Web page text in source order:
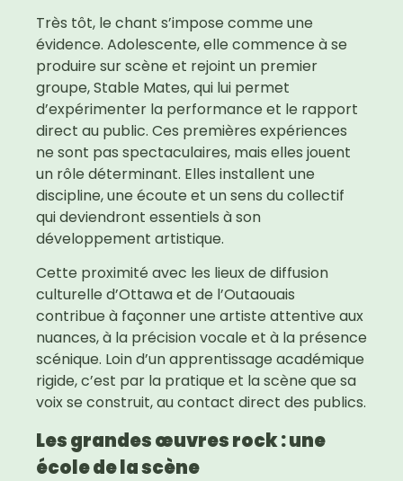
Très tôt, le chant s’impose comme une
évidence. Adolescente, elle commence à se
produire sur scène et rejoint un premier
groupe, Stable Mates, qui lui permet
d’expérimenter la performance et le rapport
direct au public. Ces premières expériences
ne sont pas spectaculaires, mais elles jouent
un rôle déterminant. Elles installent une
discipline, une écoute et un sens du collectif
qui deviendront essentiels à son
développement artistique.
Cette proximité avec les lieux de diffusion
culturelle d’Ottawa et de l’Outaouais
contribue à façonner une artiste attentive aux
nuances, à la précision vocale et à la présence
scénique. Loin d’un apprentissage académique
rigide, c’est par la pratique et la scène que sa
voix se construit, au contact direct des publics.
Les grandes œuvres rock : une
école de la scène